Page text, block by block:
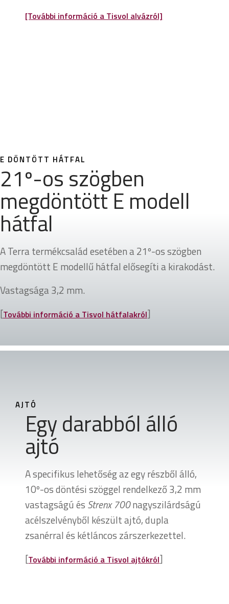
[További információ a Tisvol alvázról]
E DÖNTÖTT HÁTFAL
21º-os szögben
megdöntött E modell
hátfal
A Terra termékcsalád esetében a 21º-os szögben
megdöntött E modellű hátfal elősegíti a kirakodást.
Vastagsága 3,2 mm.
[További információ a Tisvol hátfalakról]
AJTÓ
Egy darabból álló
ajtó
A specifikus lehetőség az egy részből álló,
10º-os döntési szöggel rendelkező 3,2 mm
vastagságú és Strenx 700nagyszilárdságú
acélszelvényből készült ajtó, dupla
zsanérral és kétláncos zárszerkezettel.
[További információ a Tisvol ajtókról]